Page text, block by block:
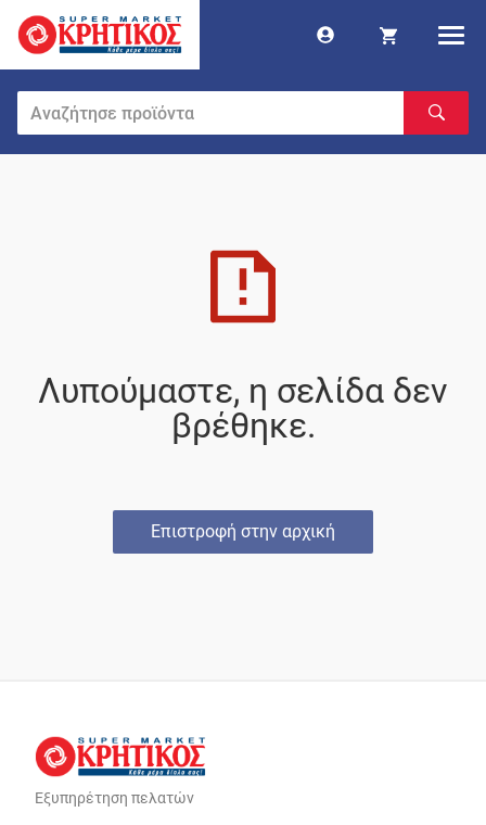
Λυπούμαστε, η σελίδα δεν
βρέθηκε.
Επιστροφή στην αρχική
Εξυπηρέτηση πελατών